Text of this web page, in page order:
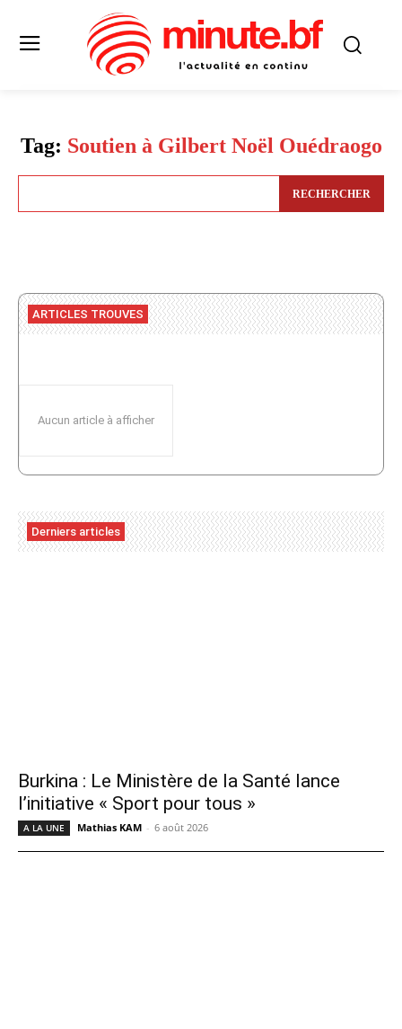
Tag: Soutien à Gilbert Noël Ouédraogo
RECHERCHER
ARTICLES TROUVES
Aucun article à afficher
Derniers articles
Burkina : Le Ministère de la Santé lance
l’initiative « Sport pour tous »
A LA UNE Mathias KAM - 6 août 2026